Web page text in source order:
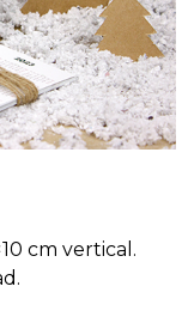
cm vertical.